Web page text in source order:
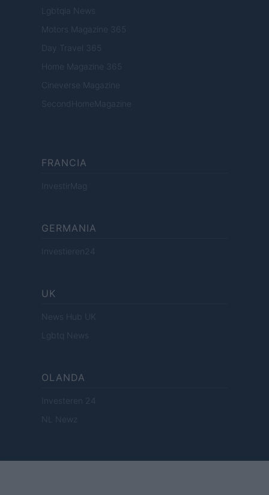
Lgbtqia News
Motors Magazine 365
Day Travel 365
Home Magazine 365
Cineverse Magazine
SecondHomeMagazine
FRANCIA
InvestirMag
GERMANIA
Investieren24
UK
News Hub UK
Lgbtq News
OLANDA
Investeren 24
NL Newz